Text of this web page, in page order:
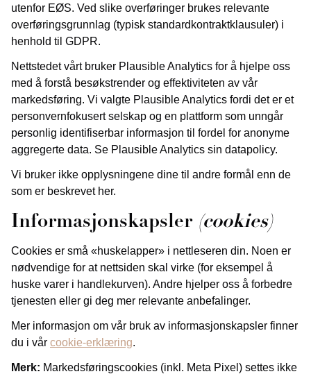
utenfor EØS. Ved slike overføringer brukes relevante
overføringsgrunnlag (typisk standardkontraktklausuler) i
henhold til GDPR.
Nettstedet vårt bruker Plausible Analytics for å hjelpe oss
med å forstå besøkstrender og effektiviteten av vår
markedsføring. Vi valgte Plausible Analytics fordi det er et
personvernfokusert selskap og en plattform som unngår
personlig identifiserbar informasjon til fordel for anonyme
aggregerte data. Se Plausible Analytics sin datapolicy.
Vi bruker ikke opplysningene dine til andre formål enn de
som er beskrevet her.
Informasjonskapsler (cookies)
Cookies er små «huskelapper» i nettleseren din. Noen er
nødvendige for at nettsiden skal virke (for eksempel å
huske varer i handlekurven). Andre hjelper oss å forbedre
tjenesten eller gi deg mer relevante anbefalinger.
Mer informasjon om vår bruk av informasjonskapsler finner
du i vår cookie-erklæring.
Merk: Markedsføringscookies (inkl. Meta Pixel) settes ikke